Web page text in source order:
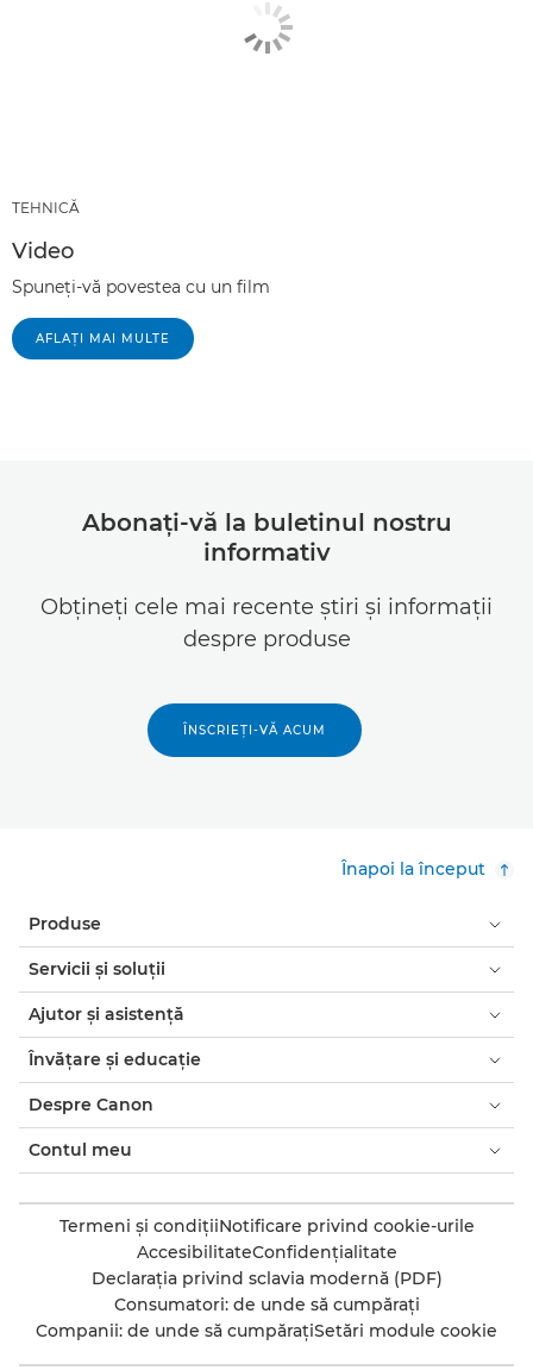
TEHNICĂ
Video
Spuneţi-vă povestea cu un film
AFLAŢI MAI MULTE
Abonaţi-vă la buletinul nostru
informativ
Obţineţi cele mai recente ştiri şi informaţii
despre produse
ÎNSCRIEŢI-VĂ ACUM
Înapoi la început
Produse
Servicii şi soluţii
Ajutor şi asistenţă
Învăţare şi educaţie
Despre Canon
Contul meu
Termeni şi condiţiiNotificare privind cookie-urile
AccesibilitateConfidenţialitate
Declaraţia privind sclavia modernă (PDF)
Consumatori: de unde să cumpăraţi
Companii: de unde să cumpăraţiSetări module cookie